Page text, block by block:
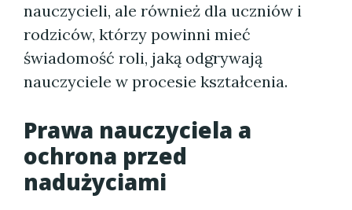
nauczycieli, ale również dla uczniów i
rodziców, którzy powinni mieć
świadomość roli, jaką odgrywają
nauczyciele w procesie kształcenia.
Prawa nauczyciela a
ochrona przed
nadużyciami